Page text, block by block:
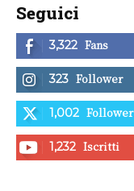
Seguici
3,322 Fans
323 Follower
1,002 Follower
1,232 Iscritti